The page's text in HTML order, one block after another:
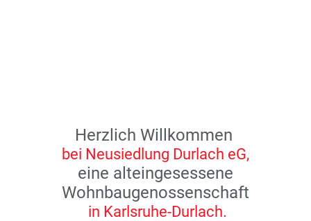
Herzlich Willkommen
bei Neusiedlung Durlach eG,
eine alteingesessene
Wohnbaugenossenschaft
in Karlsruhe-Durlach.